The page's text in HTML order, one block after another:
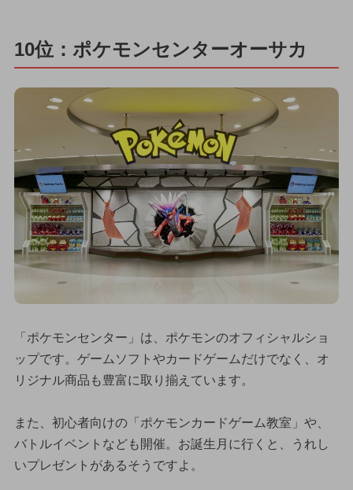
10位：ポケモンセンターオーサカ
「ポケモンセンター」は、ポケモンのオフィシャルショ
ップです。ゲームソフトやカードゲームだけでなく、オ
リジナル商品も豊富に取り揃えています。
また、初心者向けの「ポケモンカードゲーム教室」や、
バトルイベントなども開催。お誕生月に行くと、うれし
いプレゼントがあるそうですよ。